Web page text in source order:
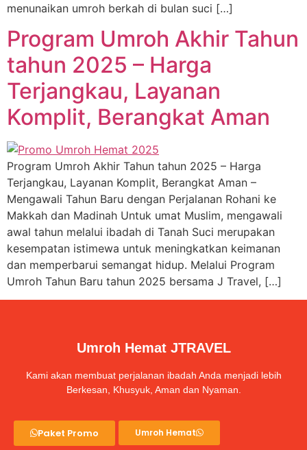
menunaikan umroh berkah di bulan suci […]
Program Umroh Akhir Tahun
tahun 2025 – Harga
Terjangkau, Layanan
Komplit, Berangkat Aman
Program Umroh Akhir Tahun tahun 2025 – Harga
Terjangkau, Layanan Komplit, Berangkat Aman –
Mengawali Tahun Baru dengan Perjalanan Rohani ke
Makkah dan Madinah Untuk umat Muslim, mengawali
awal tahun melalui ibadah di Tanah Suci merupakan
kesempatan istimewa untuk meningkatkan keimanan
dan memperbarui semangat hidup. Melalui Program
Umroh Tahun Baru tahun 2025 bersama J Travel, […]
Umroh Hemat JTRAVEL
Kami akan membuat perjalanan ibadah Anda menjadi lebih
Berkesan, Khusyuk, Aman dan Nyaman.
Paket Promo Umroh Hemat